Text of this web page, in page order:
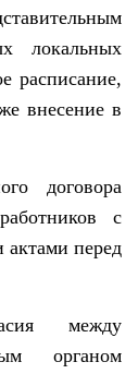
локальных
расписание,
внесение в
договора
с
перед
между
органом